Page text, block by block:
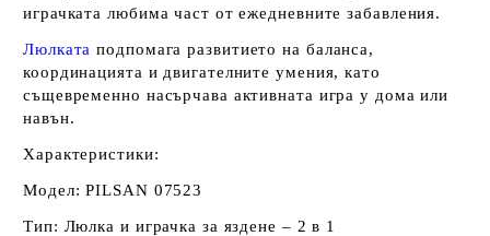
играчката любима част от ежедневните забавления.
Люлката подпомага развитието на баланса,
координацията и двигателните умения, като
същевременно насърчава активната игра у дома или
навън.
Характеристики:
Модел: PILSAN 07523
Тип: Люлка и играчка за яздене – 2 в 1